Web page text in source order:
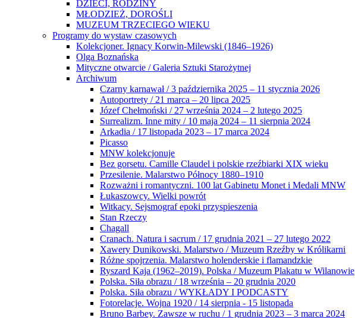
DZIECI, RODZINY
MŁODZIEŻ, DOROŚLI
MUZEUM TRZECIEGO WIEKU
Programy do wystaw czasowych
Kolekcjoner. Ignacy Korwin-Milewski (1846–1926)
Olga Boznańska
Mityczne otwarcie / Galeria Sztuki Starożytnej
Archiwum
Czarny karnawał / 3 października 2025 – 11 stycznia 2026
Autoportrety / 21 marca – 20 lipca 2025
Józef Chełmoński / 27 września 2024 – 2 lutego 2025
Surrealizm. Inne mity / 10 maja 2024 – 11 sierpnia 2024
Arkadia / 17 listopada 2023 – 17 marca 2024
Picasso
MNW kolekcjonuje
Bez gorsetu. Camille Claudel i polskie rzeźbiarki XIX wieku
Przesilenie. Malarstwo Północy 1880–1910
Rozważni i romantyczni. 100 lat Gabinetu Monet i Medali MNW
Łukaszowcy. Wielki powrót
Witkacy. Sejsmograf epoki przyspieszenia
Stan Rzeczy
Chagall
Cranach. Natura i sacrum / 17 grudnia 2021 – 27 lutego 2022
Xawery Dunikowski. Malarstwo / Muzeum Rzeźby w Królikarni
Różne spojrzenia. Malarstwo holenderskie i flamandzkie
Ryszard Kaja (1962–2019). Polska / Muzeum Plakatu w Wilanowie
Polska. Siła obrazu / 18 września – 20 grudnia 2020
Polska. Siła obrazu / WYKŁADY I PODCASTY
Fotorelacje. Wojna 1920 / 14 sierpnia - 15 listopada
Bruno Barbey. Zawsze w ruchu / 1 grudnia 2023 – 3 marca 2024